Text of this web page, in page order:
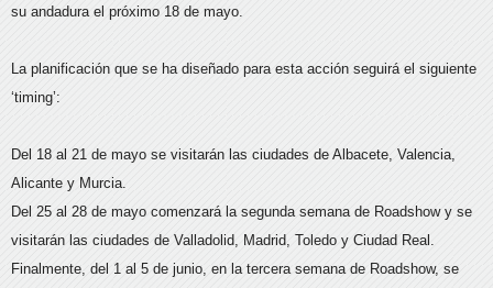
su andadura el próximo 18 de mayo.
La planificación que se ha diseñado para esta acción seguirá el siguiente
‘timing’:
Del 18 al 21 de mayo se visitarán las ciudades de Albacete, Valencia,
Alicante y Murcia.
Del 25 al 28 de mayo comenzará la segunda semana de Roadshow y se
visitarán las ciudades de Valladolid, Madrid, Toledo y Ciudad Real.
Finalmente, del 1 al 5 de junio, en la tercera semana de Roadshow, se